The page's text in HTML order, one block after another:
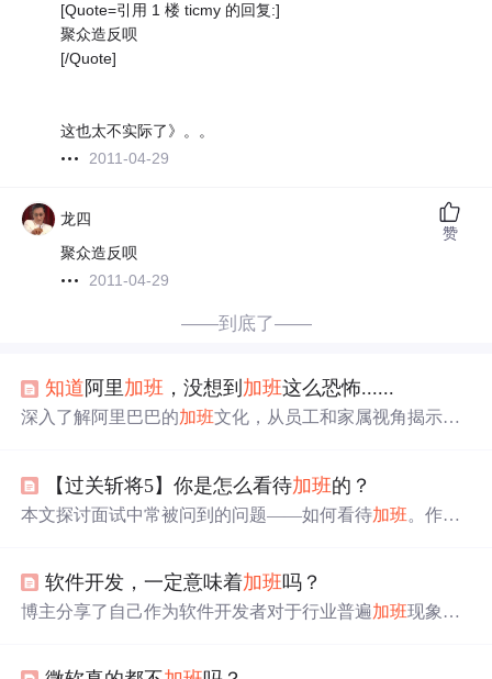
[Quote=引用 1 楼 ticmy 的回复:]
聚众造反呗
[/Quote]
这也太不实际了》。。
2011-04-29
龙四
聚众造反呗
2011-04-29
赞
——到底了——
知道 阿里加班 ，没想到 加班这么恐怖......
深入了解阿里巴巴的加班文化，从员工和家属视角揭示高
【过关斩将5】你是怎么看待加班的？
本文探讨面试中常被问到的问题——如何看待加班。作者
生活，避免无意义的加班。
软件开发，一定意味着加班吗？
博主分享了自己作为软件开发者对于行业普遍加班现象的